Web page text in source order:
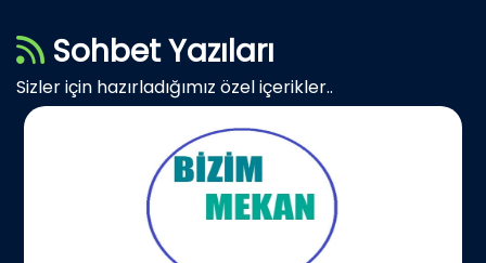
Sohbet Yazıları
Sizler için hazırladığımız özel içerikler..